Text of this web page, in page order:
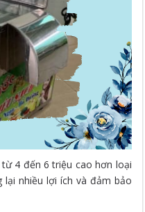
4 đến 6 triệu cao hơn loại
lại nhiều lợi ích và đảm bảo